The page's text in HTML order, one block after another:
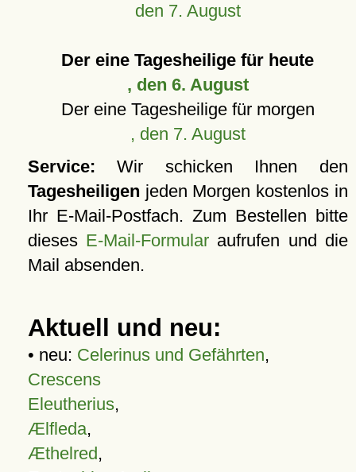
den 7. August
Der eine Tagesheilige für heute
, den 6. August
Der eine Tagesheilige für morgen
, den 7. August
Service: Wir schicken Ihnen den
Tagesheiligen jeden Morgen kostenlos in
Ihr E-Mail-Postfach. Zum Bestellen bitte
dieses E-Mail-Formular aufrufen und die
Mail absenden.
Aktuell und neu:
• neu: Celerinus und Gefährten,
Crescens
Eleutherius,
Ælfleda,
Æthelred,